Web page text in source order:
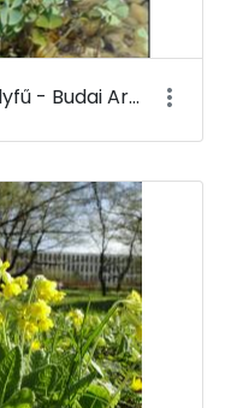
Marsilea quadrifolia - Mételyfű - Budai Arborétum